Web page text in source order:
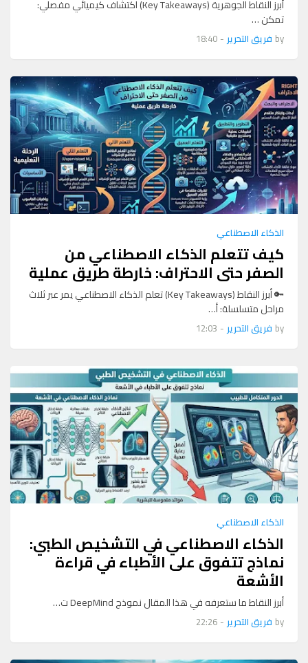
أبرز النقاط الجوهرية (Key Takeaways) اكتشاف كيميائي مفصلي:
تمكن …
by فريق التحرير -
18:40
الذكاء الاصطناعي
كيف تتعلم الذكاء الاصطناعي من
الصفر حتى الاحتراف: خارطة طريق عملية
🔑 أبرز النقاط (Key Takeaways) تعلم الذكاء الاصطناعي يمر عبر ثلاث
مراحل متسلسلة: أ…
by فريق التحرير -
12:03
الذكاء الاصطناعي
الذكاء الاصطناعي في التشخيص الطبي:
نماذج تتفوق على الأطباء في قراءة
الأشعة
أبرز النقاط ما ستعرفه في هذا المقال نموذج DeepMind ت…
by فريق التحرير -
22:26